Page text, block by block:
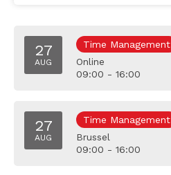
27
AUG
Time Management
Online
09:00 - 16:00
27
AUG
Time Management
Brussel
09:00 - 16:00